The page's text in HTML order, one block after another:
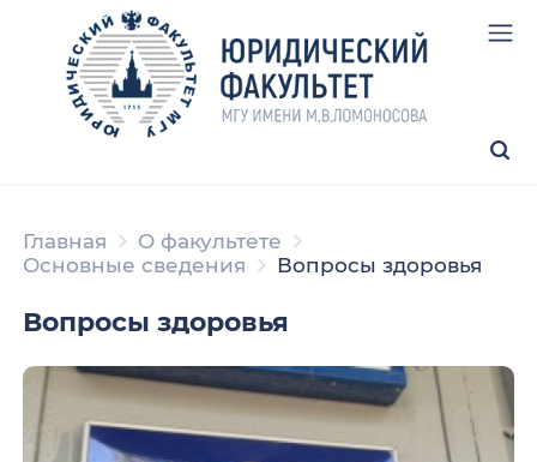
Главная
О факультете
Основные сведения
Вопросы здоровья
Вопросы здоровья